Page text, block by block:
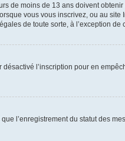
de moins de 13 ans doivent
vous vous inscrivez, ou au
de toute sorte, à l’exception de
l’inscription pour en
l’enregistrement du statut des